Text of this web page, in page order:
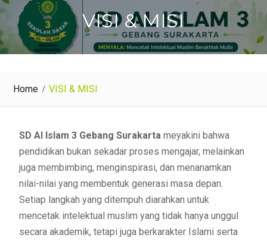
VISI & MISI
Home VISI & MISI
SD Al Islam 3 Gebang Surakartameyakini bahwa
pendidikan bukan sekadar proses mengajar, melainkan
juga membimbing, menginspirasi, dan menanamkan
nilai-nilai yang membentuk generasi masa depan.
Setiap langkah yang ditempuh diarahkan untuk
mencetak intelektual muslim yang tidak hanya unggul
secara akademik, tetapi juga berkarakter Islami serta